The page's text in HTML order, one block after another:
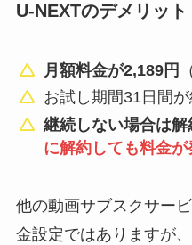
U-NEXTのデメリット
月額料金が2,189円
お試し期間31日間
継続しない場合は
に解約しても料金が
他の動画サブスクサー
金設定ではありますが